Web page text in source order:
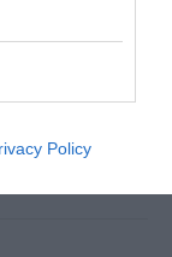
Policy
sulle reti